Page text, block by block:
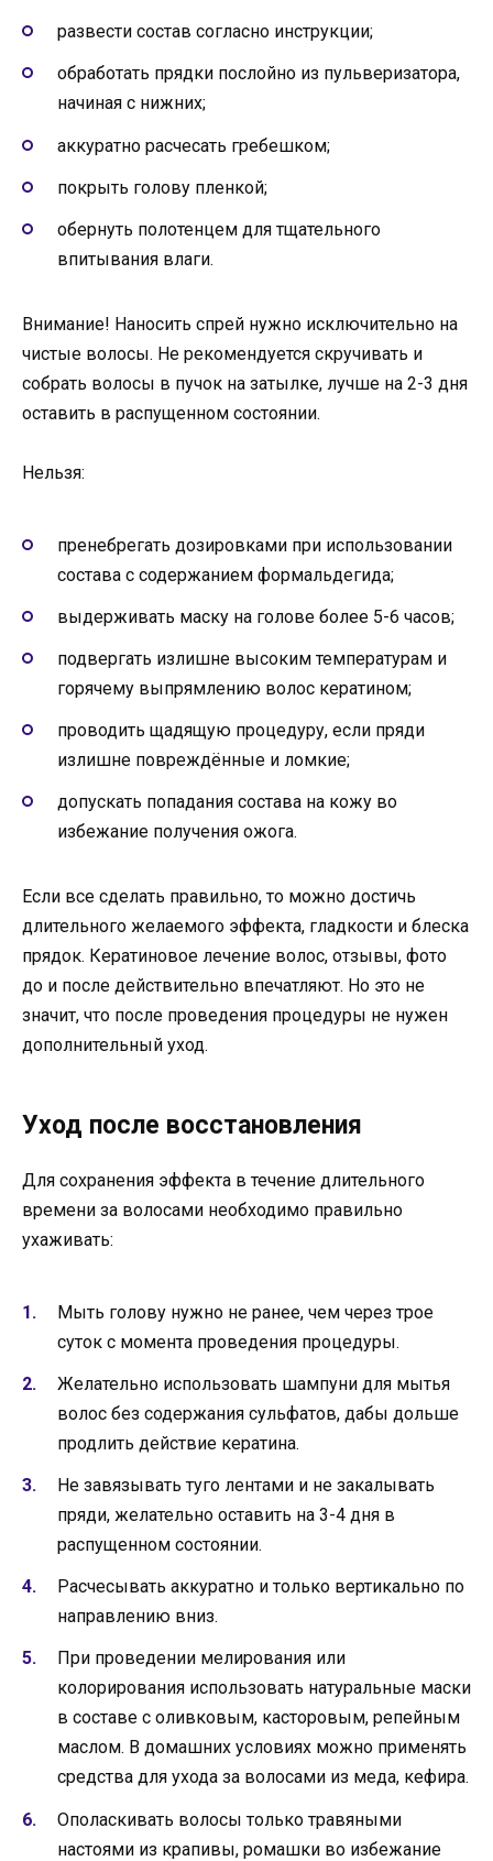
развести состав согласно инструкции;
обработать прядки послойно из пульверизатора,
начиная с нижних;
аккуратно расчесать гребешком;
покрыть голову пленкой;
обернуть полотенцем для тщательного
впитывания влаги.
Внимание! Наносить спрей нужно исключительно на
чистые волосы. Не рекомендуется скручивать и
собрать волосы в пучок на затылке, лучше на 2-3 дня
оставить в распущенном состоянии.
Нельзя:
пренебрегать дозировками при использовании
состава с содержанием формальдегида;
выдерживать маску на голове более 5-6 часов;
подвергать излишне высоким температурам и
горячему выпрямлению волос кератином;
проводить щадящую процедуру, если пряди
излишне повреждённые и ломкие;
допускать попадания состава на кожу во
избежание получения ожога.
Если все сделать правильно, то можно достичь
длительного желаемого эффекта, гладкости и блеска
прядок. Кератиновое лечение волос, отзывы, фото
до и после действительно впечатляют. Но это не
значит, что после проведения процедуры не нужен
дополнительный уход.
Уход после восстановления
Для сохранения эффекта в течение длительного
времени за волосами необходимо правильно
ухаживать:
Мыть голову нужно не ранее, чем через трое
суток с момента проведения процедуры.
Желательно использовать шампуни для мытья
волос без содержания сульфатов, дабы дольше
продлить действие кератина.
Не завязывать туго лентами и не закалывать
пряди, желательно оставить на 3-4 дня в
распущенном состоянии.
Расчесывать аккуратно и только вертикально по
направлению вниз.
При проведении мелирования или
колорирования использовать натуральные маски
в составе с оливковым, касторовым, репейным
маслом. В домашних условиях можно применять
средства для ухода за волосами из меда, кефира.
Ополаскивать волосы только травяными
настоями из крапивы, ромашки во избежание